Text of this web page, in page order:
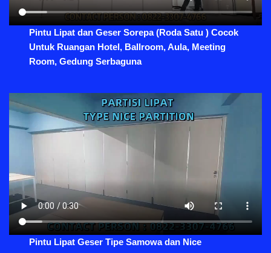
Pintu Lipat dan Geser Sorepa (Roda Satu ) Cocok
Untuk Ruangan Hotel, Ballroom, Aula, Meeting
Room, Gedung Serbaguna
Pintu Lipat Geser Tipe Samowa dan Nice